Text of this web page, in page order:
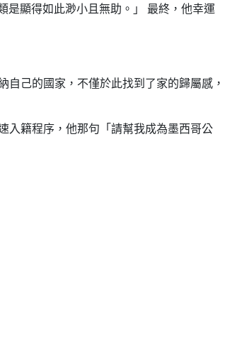
是顯得如此渺小且無助。」 最終，他幸運
己的國家，不僅於此找到了家的歸屬感，
籍程序，他那句「請幫我成為墨西哥公